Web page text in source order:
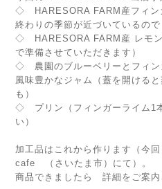
◇ HARESORA FARM産フィン
終わりの季節が近づいているの
◇ HARESORA FARM産 レモ
で準備させていただきます）
◇ 農園のブルーベリーとフィン
風味豊かなジャム（蓋を開ける
も）
◇ プリン（フィンガーライム1
い）
加工品はこれから作ります（今
cafe （さいたま市）にて）。
商品できましたら 詳細をご案